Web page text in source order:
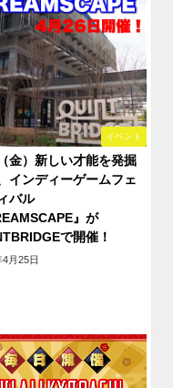
イベント
金）新しい才能を発掘
インディーゲームフェ
バル
』が
で開催！
月25日